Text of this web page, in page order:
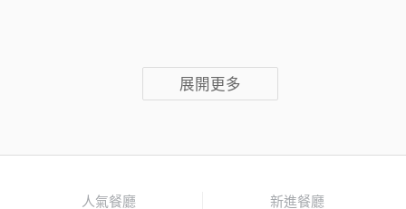
展開更多
人氣餐廳 新進餐廳